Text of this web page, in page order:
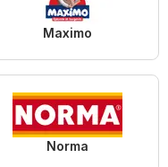
Maximo
Norma